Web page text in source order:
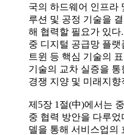
국의 하드웨어 인프라
루션 및 공정 기술을
해 협력할 필요가 있다
중 디지털 공급망 플
트윈 등 핵심 기술의
기술의 교차 실증을 통
경쟁 지양 및 미래지
제5장 1절(中)에서는
중 협력 방안을 다루었
델을 통해 서비스업의